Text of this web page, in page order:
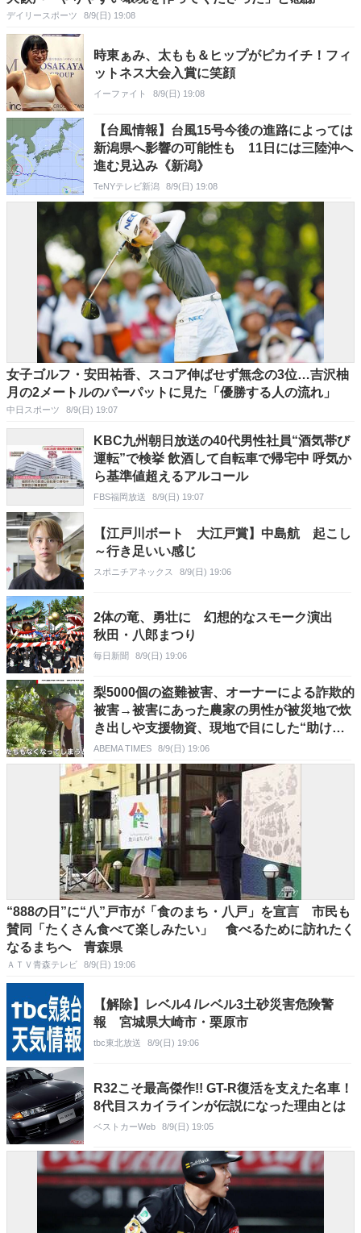
デイリースポーツ 8/9(日) 19:08
時東ぁみ、太もも＆ヒップがピカイチ！フィ
ットネス大会入賞に笑顔
イーファイト 8/9(日) 19:08
【台風情報】台風15号今後の進路によっては
新潟県へ影響の可能性も 11日には三陸沖へ
進む見込み《新潟》
TeNYテレビ新潟 8/9(日) 19:08
女子ゴルフ・安田祐香、スコア伸ばせず無念の3位…吉沢柚
月の2メートルのパーパットに見た「優勝する人の流れ」
中日スポーツ 8/9(日) 19:07
KBC九州朝日放送の40代男性社員“酒気帯び
運転”で検挙 飲酒して自転車で帰宅中 呼気か
ら基準値超えるアルコール
FBS福岡放送 8/9(日) 19:07
【江戸川ボート 大江戸賞】中島航 起こし
～行き足いい感じ
スポニチアネックス 8/9(日) 19:06
2体の竜、勇壮に 幻想的なスモーク演出
秋田・八郎まつり
毎日新聞 8/9(日) 19:06
梨5000個の盗難被害、オーナーによる詐欺的
被害→被害にあった農家の男性が被災地で炊
き出しや支援物資、現地で目にした“助け合
いの輪”
ABEMA TIMES 8/9(日) 19:06
“888の日”に“八”戸市が「食のまち・八戸」を宣言 市民も
賛同「たくさん食べて楽しみたい」 食べるために訪れたく
なるまちへ 青森県
ＡＴＶ青森テレビ 8/9(日) 19:06
【解除】レベル4 /レベル3土砂災害危険警
報 宮城県大崎市・栗原市
tbc東北放送 8/9(日) 19:06
R32こそ最高傑作!! GT-R復活を支えた名車！
8代目スカイラインが伝説になった理由とは
ベストカーWeb 8/9(日) 19:05